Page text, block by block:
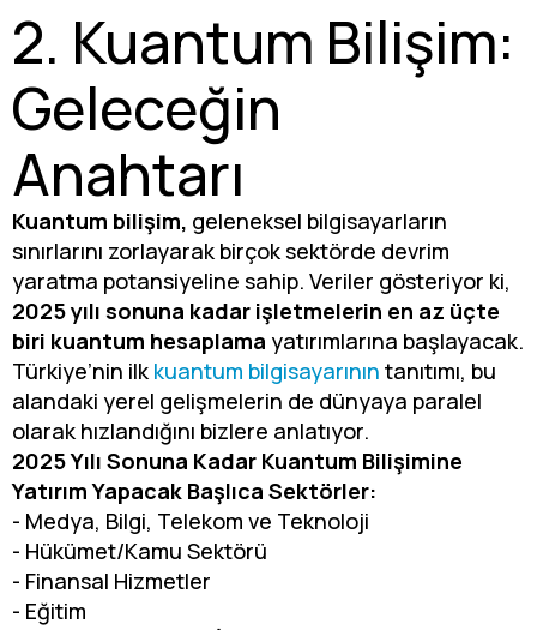
2. Kuantum Bilişim:
Geleceğin
Anahtarı
Kuantum bilişim, geleneksel bilgisayarların
sınırlarını zorlayarak birçok sektörde devrim
yaratma potansiyeline sahip. Veriler gösteriyor ki,
2025 yılı sonuna kadar işletmelerin en az üçte
biri kuantum hesaplama yatırımlarına başlayacak.
Türkiye’nin ilk kuantum bilgisayarının tanıtımı, bu
alandaki yerel gelişmelerin de dünyaya paralel
olarak hızlandığını bizlere anlatıyor.
2025 Yılı Sonuna Kadar Kuantum Bilişimine
Yatırım Yapacak Başlıca Sektörler:
- Medya, Bilgi, Telekom ve Teknoloji
- Hükümet/Kamu Sektörü
- Finansal Hizmetler
- Eğitim